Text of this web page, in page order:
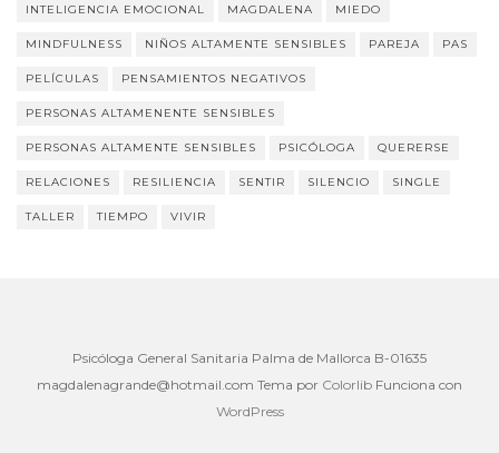
INTELIGENCIA EMOCIONAL MAGDALENA MIEDO
MINDFULNESS NIÑOS ALTAMENTE SENSIBLES PAREJA PAS
PELÍCULAS PENSAMIENTOS NEGATIVOS
PERSONAS ALTAMENENTE SENSIBLES
PERSONAS ALTAMENTE SENSIBLES PSICÓLOGA QUERERSE
RELACIONES RESILIENCIA SENTIR SILENCIO SINGLE
TALLER TIEMPO VIVIR
Psicóloga General Sanitaria Palma de Mallorca B-01635
magdalenagrande@hotmail.com Tema por Colorlib Funciona con
WordPress